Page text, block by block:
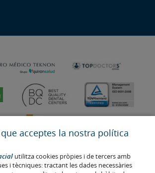
acceptes la nostra política
utilitza cookies pròpies i de tercers amb
i tècniques: tractant les dades necessàries